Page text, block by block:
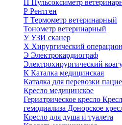
П Пульсоксиметр
Р Рентген
Т Термометр ветеринарный
Тонометр ветеринарный
УУЗИ сканер
Х Хирургический
Э Электрокардиограф
Электрохирургический
К Каталка медицинская
Каталка для перевозки
Кресло медицинское
Гериатрическое кресло
гемодиализа Донорское
Кресло для душа и туалета